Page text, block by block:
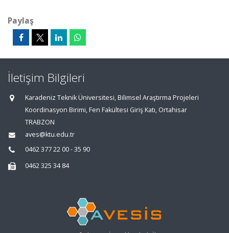
Paylaş
İletişim Bilgileri
Karadeniz Teknik Üniversitesi, Bilimsel Araştırma Projeleri
Koordinasyon Birimi, Fen Fakültesi Giriş Katı, Ortahisar
TRABZON
aves@ktu.edu.tr
0462 377 22 00 - 35 90
0462 325 34 84